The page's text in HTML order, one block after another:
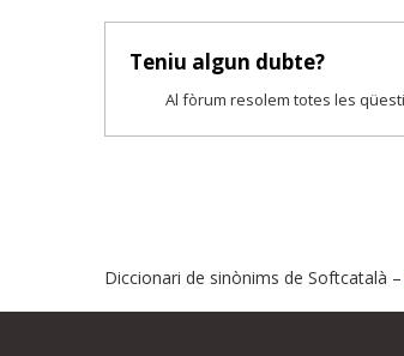
Teniu algun dubte?
Al fòrum resolem totes les
Diccionari de sinònims de Softcatalà –